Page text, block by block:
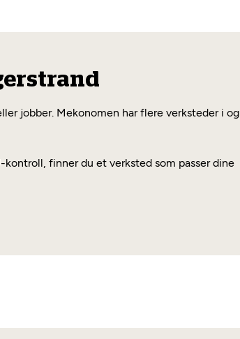
jobber. Mekonomen har flere verksteder i og
finner du et verksted som passer dine